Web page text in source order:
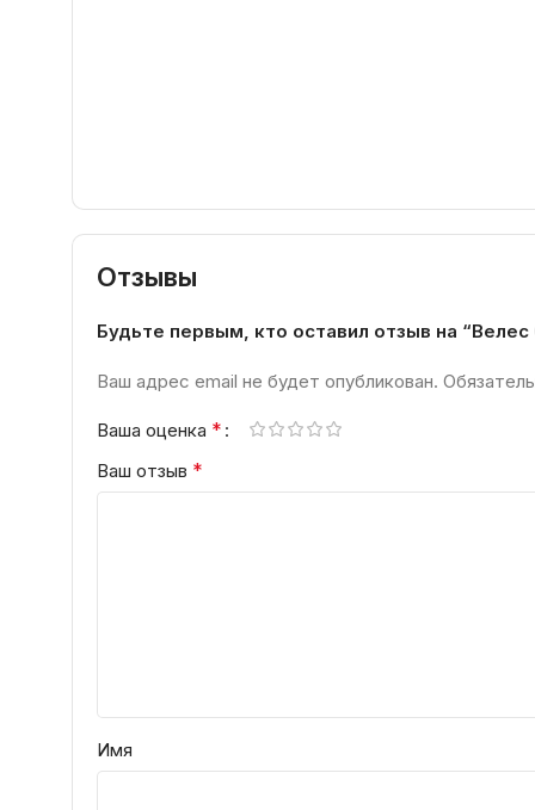
Отзывы
Будьте первым, кто оставил отзыв на
Ваш адрес email не будет опубликован.
Ваша оценка *
Ваш отзыв *
Имя